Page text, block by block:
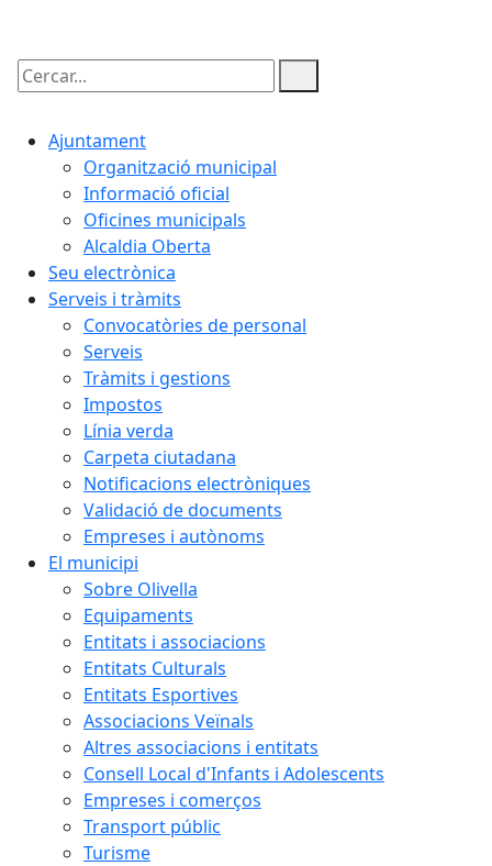
Cercar:
Ajuntament
Organització municipal
Informació oficial
Oficines municipals
Alcaldia Oberta
Seu electrònica
Serveis i tràmits
Convocatòries de personal
Serveis
Tràmits i gestions
Impostos
Línia verda
Carpeta ciutadana
Notificacions electròniques
Validació de documents
Empreses i autònoms
El municipi
Sobre Olivella
Equipaments
Entitats i associacions
Entitats Culturals
Entitats Esportives
Associacions Veïnals
Altres associacions i entitats
Consell Local d'Infants i Adolescents
Empreses i comerços
Transport públic
Turisme